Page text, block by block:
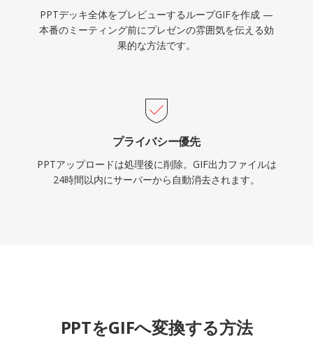
PPTデッキ全体をプレビューするループGIFを作成 —
本番のミーティング前にプレゼンの雰囲気を伝える効
果的な方法です。
プライバシー優先
PPTアップロードは処理後に削除。GIF出力ファイルは
24時間以内にサーバーから自動消去されます。
PPTをGIFへ変換する方法